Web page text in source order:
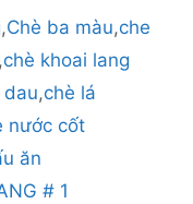
,Chè ba màu,che
,chè khoai lang
dau,chè lá
nước cốt
ăn
# 1